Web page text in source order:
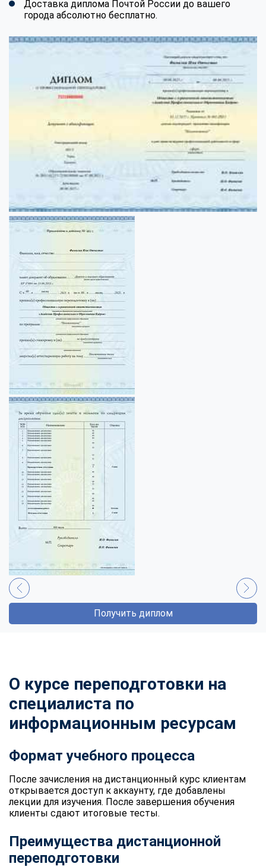
Доставка диплома Почтой России до вашего
города абсолютно бесплатно.
Получить диплом
О курсе переподготовки на
специалиста по
информационным ресурсам
Формат учебного процесса
После зачисления на дистанционный курс клиентам
открывается доступ к аккаунту, где добавлены
лекции для изучения. После завершения обучения
клиенты сдают итоговые тесты.
Преимущества дистанционной
переподготовки